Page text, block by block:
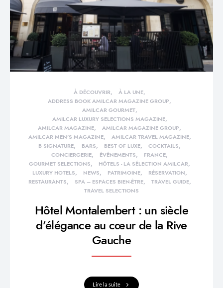
À DÉCOUVRIR
À LA UNE
ADDRESS BOOK AMILCAR MAGAZINE GROUP
AMILCAR GOURMET
AMILCAR LUXURY SELECTIONS MAGAZINE
AMILCAR MAGAZINE
AMILCAR MAGAZINE GROUP
AMILCAR MEN'S MAGAZINE
AMILCAR TRAVEL MAGAZINE
B SIGNATURE
BARS BEST OF LUXE
COCKTAILS
CONCIERGERIE
ÉVÉNEMENTS
FRANCE
GOURMET SELECTIONS
HÔTELS - LA SÉLECTION AMILCAR
LUXURY HOTELS
NEWS PATRIMOINE
RÉSERVATION
RESTAURANTS
SPA – ESPACES BIEN-ÊTRE
TRAVEL GUIDE
TRAVEL SELECTIONS
Hôtel Montalembert : un siècle
d’élégance au cœur de la Rive
Gauche
Lire la suite